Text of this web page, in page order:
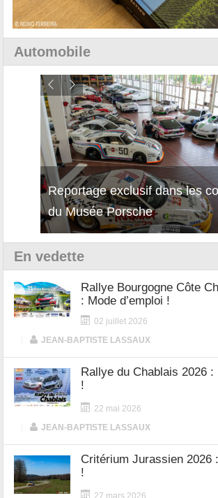
Automobile
Reportage exclusif dans les
du Musée Porsche
Découverte de la nouvelle
12Cilindri Manuale
En vedette
Rallye Bourgogne Côte
: Mode d’emploi !
02 juillet 2026
JEAN-BAPTISTE LASSAUX
Rallye du Chablais 2026 :
!
22 mai 2026
JEAN-BAPTISTE LASSAUX
Critérium Jurassien 2026
!
27 mars 2026